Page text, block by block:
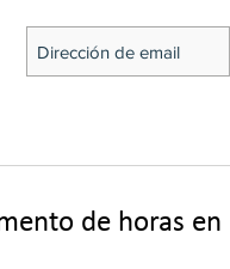
de horas en